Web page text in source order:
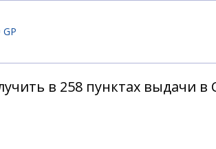
BLP в 258 пунктах выдачи в